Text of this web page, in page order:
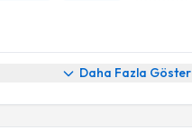
Daha Fazla Göster